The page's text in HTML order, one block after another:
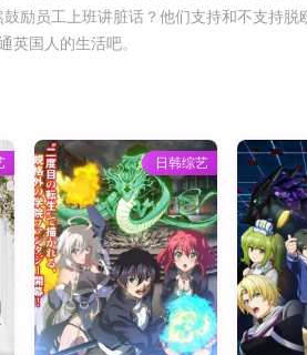
励员工上班讲脏话？他们支持和不支持
英国人的生活吧。
日韩综艺